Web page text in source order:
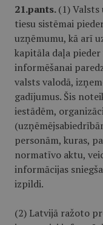
21.pants.(1)
tiesu sistēmai
uzņēmumu, kā arī
kapitāla daļa
informēšanai
valsts valodā,
gadījumus. Šis
iestādēm,
personām, kuras,
normatīvo aktu,
informācijas
izpildi.
(2) Latvijā ražoto